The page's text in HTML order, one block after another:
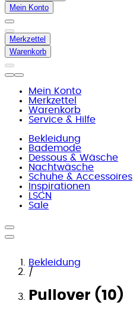
Mein Konto
Merkzettel
Warenkorb
Mein Konto
Merkzettel
Warenkorb
Service & Hilfe
Bekleidung
Bademode
Dessous & Wäsche
Nachtwäsche
Schuhe & Accessoires
Inspirationen
LSCN
Sale
Bekleidung
/
Pullover (10)